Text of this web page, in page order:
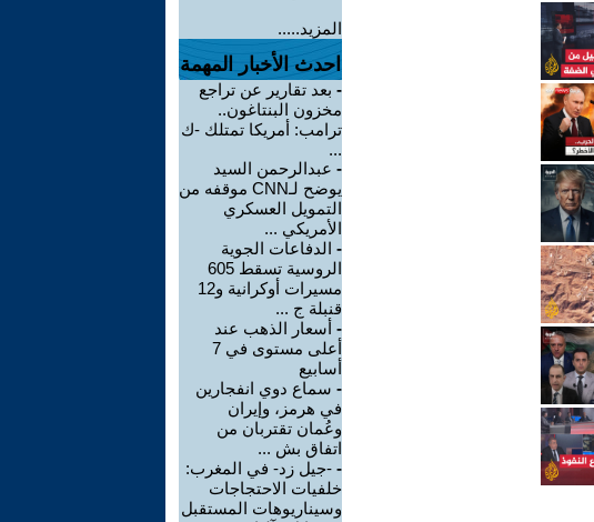
المزيد.....
احدث الأخبار المهمة
- بعد تقارير عن تراجع
مخزون البنتاغون..
ترامب: أمريكا تمتلك -ك
...
- عبدالرحمن السيد
يوضح لـCNN موقفه من
التمويل العسكري
الأمريكي ...
- الدفاعات الجوية
الروسية تسقط 605
مسيرات أوكرانية و12
قنبلة ج ...
- أسعار الذهب عند
أعلى مستوى في 7
أسابيع
- سماع دوي انفجارين
في هرمز، وإيران
وعُمان تقتربان من
اتفاق بش ...
- -جيل زد- في المغرب:
خلفيات الاحتجاجات
وسيناريوهات المستقبل